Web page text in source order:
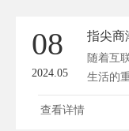
08
2024.05
随着互
生活的
商...
查看详情